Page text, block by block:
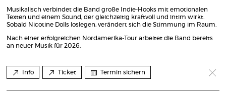
Musikalisch verbindet die Band große Indie-Hooks mit emotionalen
Texten und einem Sound, der gleichzeitig kraftvoll und intim wirkt.
Sobald Nicotine Dolls loslegen, verändert sich die Stimmung im Raum.
Nach einer erfolgreichen Nordamerika-Tour arbeitet die Band bereits
an neuer Musik für 2026.
Info Ticket Termin sichern